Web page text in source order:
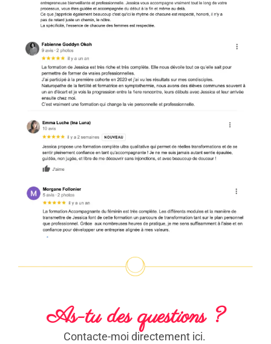
As-tu des questions ?
Contacte-moi directement ici.